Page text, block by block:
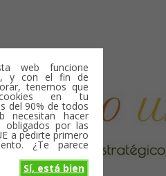
web funcione
y con el fin de
tenemos que
cookies en tu
del 90% de todos
necesitan hacer
obligados por las
a pedirte primero
¿Te parece
Sí, está bien